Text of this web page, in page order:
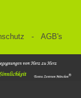
- AGB's